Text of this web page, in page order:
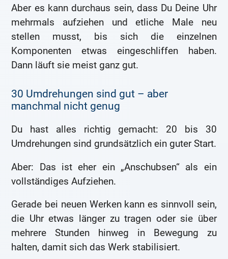
Aber es kann durchaus sein, dass Du Deine Uhr
mehrmals aufziehen und etliche Male neu
stellen musst, bis sich die einzelnen
Komponenten etwas eingeschliffen haben.
Dann läuft sie meist ganz gut.
30 Umdrehungen sind gut – aber
manchmal nicht genug
Du hast alles richtig gemacht: 20 bis 30
Umdrehungen sind grundsätzlich ein guter Start.
Aber: Das ist eher ein „Anschubsen“ als ein
vollständiges Aufziehen.
Gerade bei neuen Werken kann es sinnvoll sein,
die Uhr etwas länger zu tragen oder sie über
mehrere Stunden hinweg in Bewegung zu
halten, damit sich das Werk stabilisiert.